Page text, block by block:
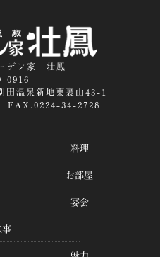
デン家 壮鳳
0916
田温泉新地東裏山43-1
34-2728
料理
お部屋
宴会